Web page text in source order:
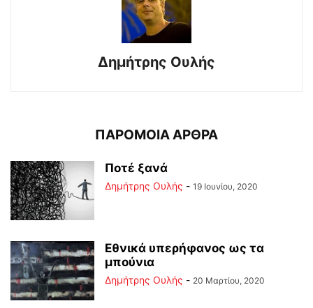
Δημήτρης Ουλής
ΠΑΡΟΜΟΙΑ ΑΡΘΡΑ
Ποτέ ξανά
Δημήτρης Ουλής - 19 Ιουνίου, 2020
Εθνικά υπερήφανος ως τα
μπούνια
Δημήτρης Ουλής - 20 Μαρτίου, 2020